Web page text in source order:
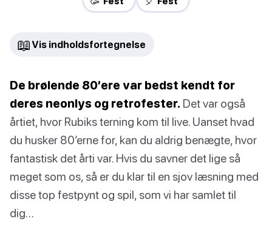
📖 Vis indholdsfortegnelse
De brølende 80’ere var bedst kendt for
deres neonlys og retrofester. Det var også
årtiet, hvor Rubiks terning kom til live. Uanset hvad
du husker 80’erne for, kan du aldrig benægte, hvor
fantastisk det årti var. Hvis du savner det lige så
meget som os, så er du klar til en sjov læsning med
disse top festpynt og spil, som vi har samlet til
dig…